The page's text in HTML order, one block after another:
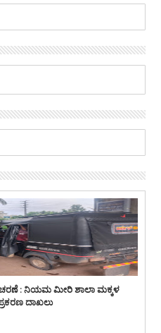
: ನಿಯಮ ಮೀರಿ ಶಾಲಾ ಮಕ್ಕಳ
ದಾಖಲು